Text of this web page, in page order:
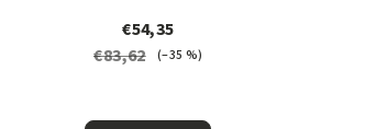
€54,35
€83,62
(–35 %)